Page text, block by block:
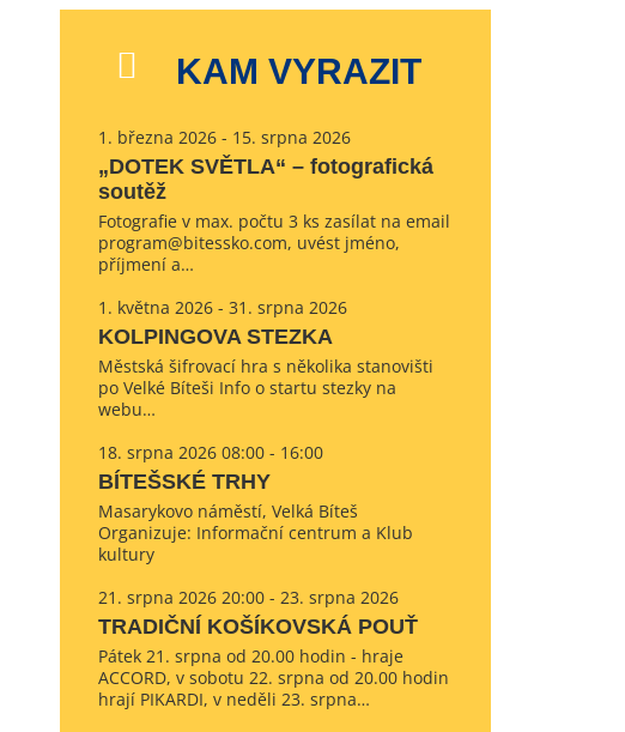
KAM VYRAZIT
1. března 2026 - 15. srpna 2026
„DOTEK SVĚTLA“ – fotografická
soutěž
Fotografie v max. počtu 3 ks zasílat na email
program@bitessko.com, uvést jméno,
příjmení a…
1. května 2026 - 31. srpna 2026
KOLPINGOVA STEZKA
Městská šifrovací hra s několika stanovišti
po Velké Bíteši Info o startu stezky na
webu…
18. srpna 2026 08:00 - 16:00
BÍTEŠSKÉ TRHY
Masarykovo náměstí, Velká Bíteš
Organizuje: Informační centrum a Klub
kultury
21. srpna 2026 20:00 - 23. srpna 2026
TRADIČNÍ KOŠÍKOVSKÁ POUŤ
Pátek 21. srpna od 20.00 hodin - hraje
ACCORD, v sobotu 22. srpna od 20.00 hodin
hrají PIKARDI, v neděli 23. srpna…